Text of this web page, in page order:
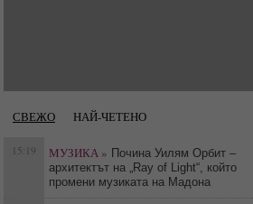
СВЕЖО НАЙ-ЧЕТЕНО
15:19 МУЗИКА » Почина Уилям Орбит –
архитектът на „Ray of Light“, който
промени музиката на Мадона